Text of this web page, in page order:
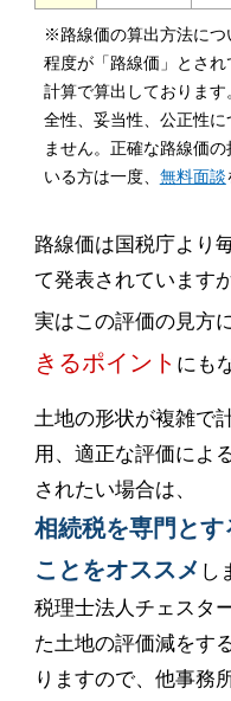
※路線価の算出方法に
程度が「路線価」とさ
計算で算出しておりま
全性、妥当性、公正性
ません。正確な路線価
いる方は一度、 無料面談
路線価は国税庁より
て発表されていますが
実はこの評価の見方
きるポイント にも
土地の形状が複雑で
用、適正な評価によ
されたい場合は、
相続税を専門と
ことをオススメ し
税理士法人チェスタ
た土地の評価減をす
りますので、他事務